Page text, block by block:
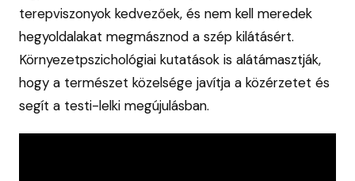
terepviszonyok kedvezőek, és nem kell meredek
hegyoldalakat megmásznod a szép kilátásért.
Környezetpszichológiai kutatások is alátámasztják,
hogy a természet közelsége javítja a közérzetet és
segít a testi-lelki megújulásban.